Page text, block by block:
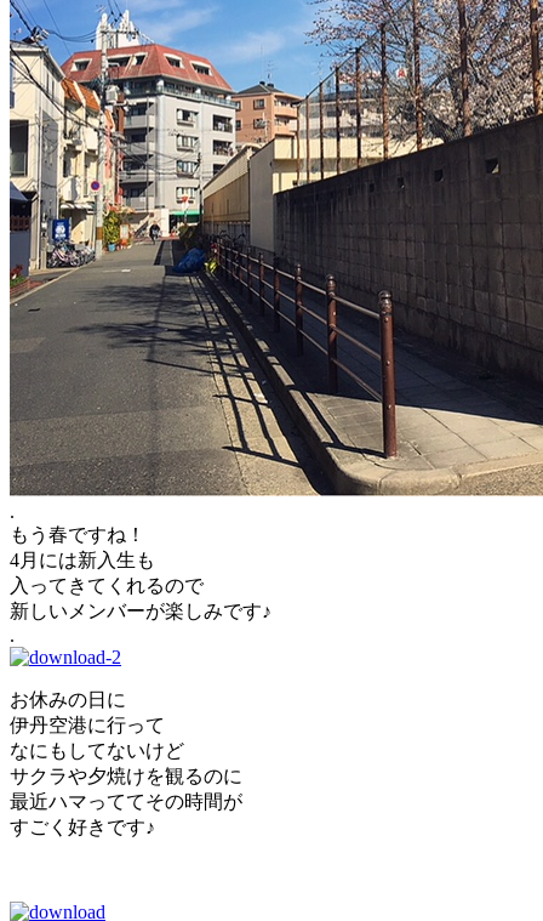
.
もう春ですね！
4月には新入生も
入ってきてくれるので
新しいメンバーが楽しみです♪
.
お休みの日に
伊丹空港に行って
なにもしてないけど
サクラや夕焼けを観るのに
最近ハマっててその時間が
すごく好きです♪